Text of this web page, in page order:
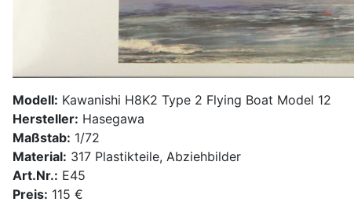
Modell: Kawanishi H8K2 Type 2 Flying Boat Model 12
Hersteller: Hasegawa
Maßstab: 1/72
Material: 317 Plastikteile, Abziehbilder
Art.Nr.: E45
Preis: 115 €